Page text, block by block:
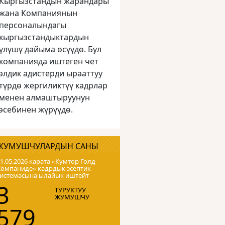
Компаниянын
дайыма өсүүдө. Бул
иштеген чет
адистерди ырааттуу
жергиликтүү кадрлар
алмаштыруунун
жүрүүдө.
САНЫ
карата «Кумтɵр Голд
кадрдык эсептик
ылайык иштейт
ТУРУКТУУ
ЖУМУШЧУ